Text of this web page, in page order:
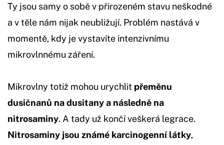
Ty jsou samy o sobě v přirozeném stavu neškodné
a v těle nám nijak neubližují. Problém nastává v
momentě, kdy je vystavíte intenzivnímu
mikrovlnnému záření.
Mikrovlny totiž mohou urychlit přeměnu
dusičnanů na dusitany a následně na
nitrosaminy. A tady už končí veškerá legrace.
Nitrosaminy jsou známé karcinogenní látky,